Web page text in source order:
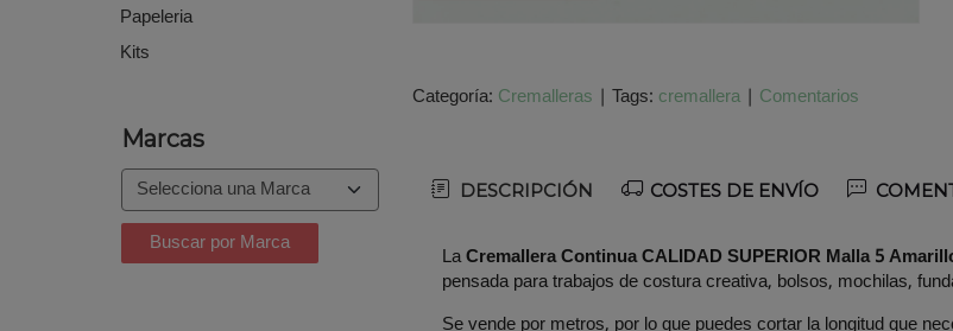
Papeleria
Kits
Marcas
Categoría: Cremalleras | Tags: cremallera | Comentarios
DESCRIPCIÓN COSTES DE ENVÍO
LaCremallera Continua CALIDAD SUPERIOR Malla 5
pensada para trabajos de costura creativa, bolsos, mochilas,
Se vende por metros, por lo que puedes cortar la longitud que